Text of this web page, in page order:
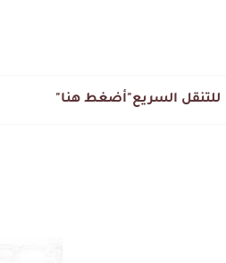
للتنقل السريع"أضغط هنا"